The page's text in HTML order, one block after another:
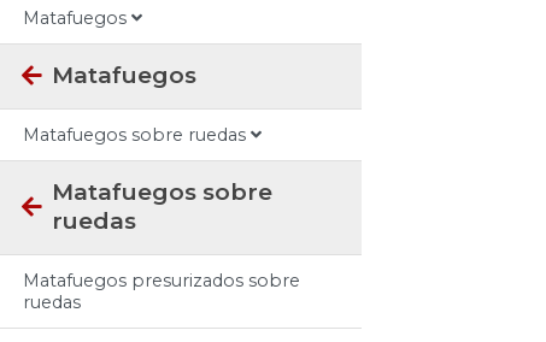
Matafuegos
Matafuegos
Matafuegos sobre ruedas
Matafuegos sobre
ruedas
Matafuegos presurizados sobre
ruedas